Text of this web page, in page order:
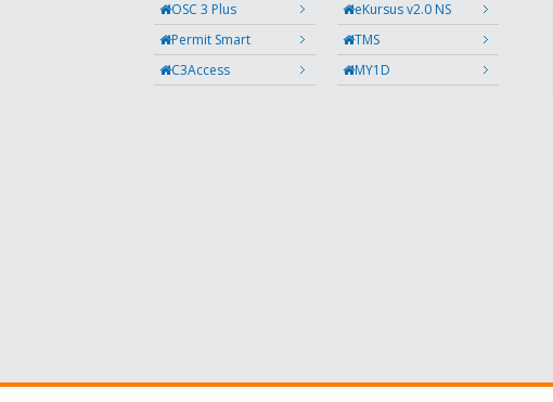
OSC 3 Plus
eKursus v2.0 NS
Permit Smart
TMS
C3Access
MY1D